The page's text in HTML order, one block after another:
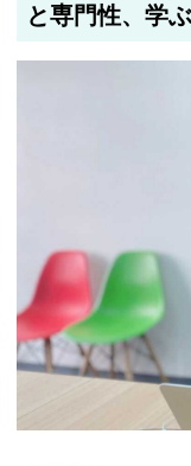
と専門性、学